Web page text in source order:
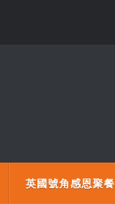
英國號角感恩聚餐